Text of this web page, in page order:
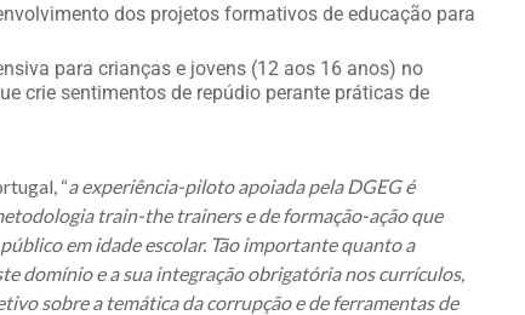
dos projetos formativos de educação para
para crianças e jovens (12 aos 16 anos) no
crie sentimentos de repúdio perante práticas de
“a experiência-piloto apoiada pela DGEG é
train-the trainers e de formação-ação que
em idade escolar. Tão importante quanto a
domínio e a sua integração obrigatória nos currículos,
sobre a temática da corrupção e de ferramentas de